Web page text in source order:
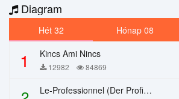
Diagram
Hét 32 Hónap 08
1 Kincs Ami Nincs
12982 84869
Le-Professionnel (Der Profi) – Chi Mai